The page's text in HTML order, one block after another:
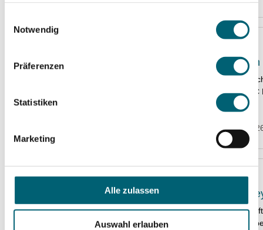
Notwendig
Präferenzen
Statistiken
Marketing
Alle zulassen
Auswahl erlauben
Merian
Ein
Klinik beim
11. Februar
Ebrima
Vor Kurzem
Colley bei uns